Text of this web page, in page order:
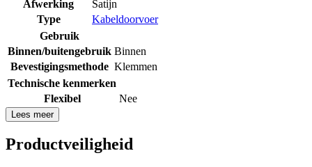
Afwerking
Satijn
Type
Kabeldoorvoer
Gebruik
Binnen/buitengebruik Binnen
Bevestigingsmethode Klemmen
Technische kenmerken
Flexibel
Nee
Lees meer
Productveiligheid